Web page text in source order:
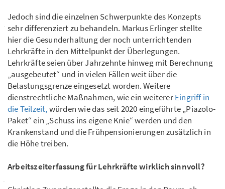
Jedoch sind die einzelnen Schwerpunkte des Konzepts
sehr differenziert zu behandeln. Markus Erlinger stellte
hier die Gesunderhaltung der noch unterrichtenden
Lehrkräfte in den Mittelpunkt der Überlegungen.
Lehrkräfte seien über Jahrzehnte hinweg mit Berechnung
„ausgebeutet“ und in vielen Fällen weit über die
Belastungsgrenze eingesetzt worden. Weitere
dienstrechtliche Maßnahmen, wie ein weitererEingriff in
die Teilzeit,würden wie das seit 2020 eingeführte „Piazolo-
Paket“ ein „Schuss ins eigene Knie“ werden und den
Krankenstand und die Frühpensionierungen zusätzlich in
die Höhe treiben.
Arbeitszeiterfassung für Lehrkräfte wirklich sinnvoll?